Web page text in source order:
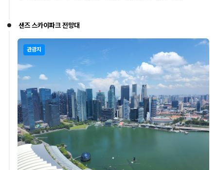
샌즈 스카이파크 전망대
관광지